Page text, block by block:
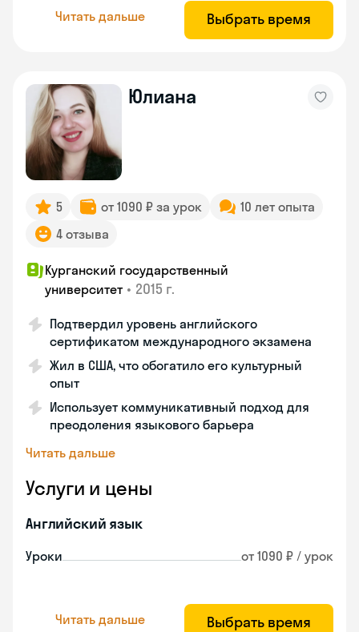
Читать дальше Выбрать время
Юлиана
5 от 1090 ₽ за урок
10 лет опыта
4 отзыва
Курганский государственный
университет • 2015 г.
Подтвердил уровень английского
сертификатом международного экзамена
Жил в США, что обогатило его культурный
опыт
Использует коммуникативный подход для
преодоления языкового барьера
Читать дальше
Услуги и цены
Английский язык
Уроки от 1090 ₽ / урок
Читать дальше Выбрать время